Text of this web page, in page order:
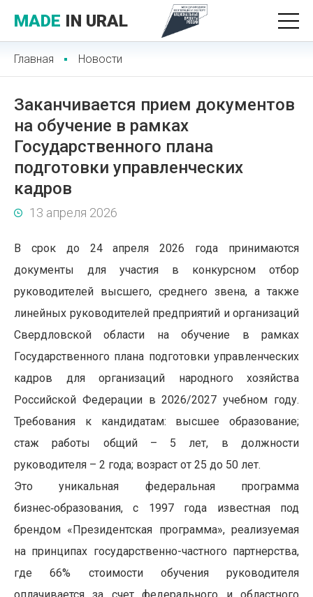
MADE IN URAL
Главная Новости
Заканчивается прием документов
на обучение в рамках
Государственного плана
подготовки управленческих
кадров
13 апреля 2026
В срок до 24 апреля 2026 года принимаются
документы для участия в конкурсном отбор
руководителей высшего, среднего звена, а также
линейных руководителей предприятий и организаций
Свердловской области на
обучение в рамках
Государственного плана подготовки управленческих
кадров для организаций народного хозяйства
Российской Федерации в 2026/2027 учебном году.
Требования к кандидатам: высшее образование;
стаж работы общий – 5 лет, в должности
руководителя – 2 года; возраст от 25 до 50 лет.
Это уникальная федеральная программа
бизнес‑образования, с 1997 года известная под
брендом «Президентская программа», реализуемая
на принципах государственно-частного партнерства,
где 66% стоимости обучения руководителя